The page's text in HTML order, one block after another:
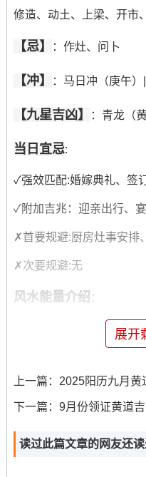
修造、动土、上梁、开市
【忌】 ：作灶、问卜
【冲】 ：马日冲（庚午
【九星吉凶】 ：青龙（
当日宜忌:
✓强效匹配:婚嫁典礼、签
✓附加吉兆：迎亲出行、
✗首要规避:厨房灶事安排
✗次要规避:无
风水能量介绍 ：
财位:西南（宜摆放金属饰
吉时:辰时（7:00-9:00）
公历：2025年9月5日星
农历：乙巳年七月十四日
展开
上一篇： 2025阳历九月黄道
下一篇： 9月份领证黄道吉
读过此篇文章的网友还读